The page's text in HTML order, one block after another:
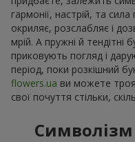
гармонії, настрій, та
окриляє, розслабляє і
мрій. А пружні й
приковують погляд і
період, поки розкішний
flowers.ua ви можете
свої почуття стільки,
Символізм